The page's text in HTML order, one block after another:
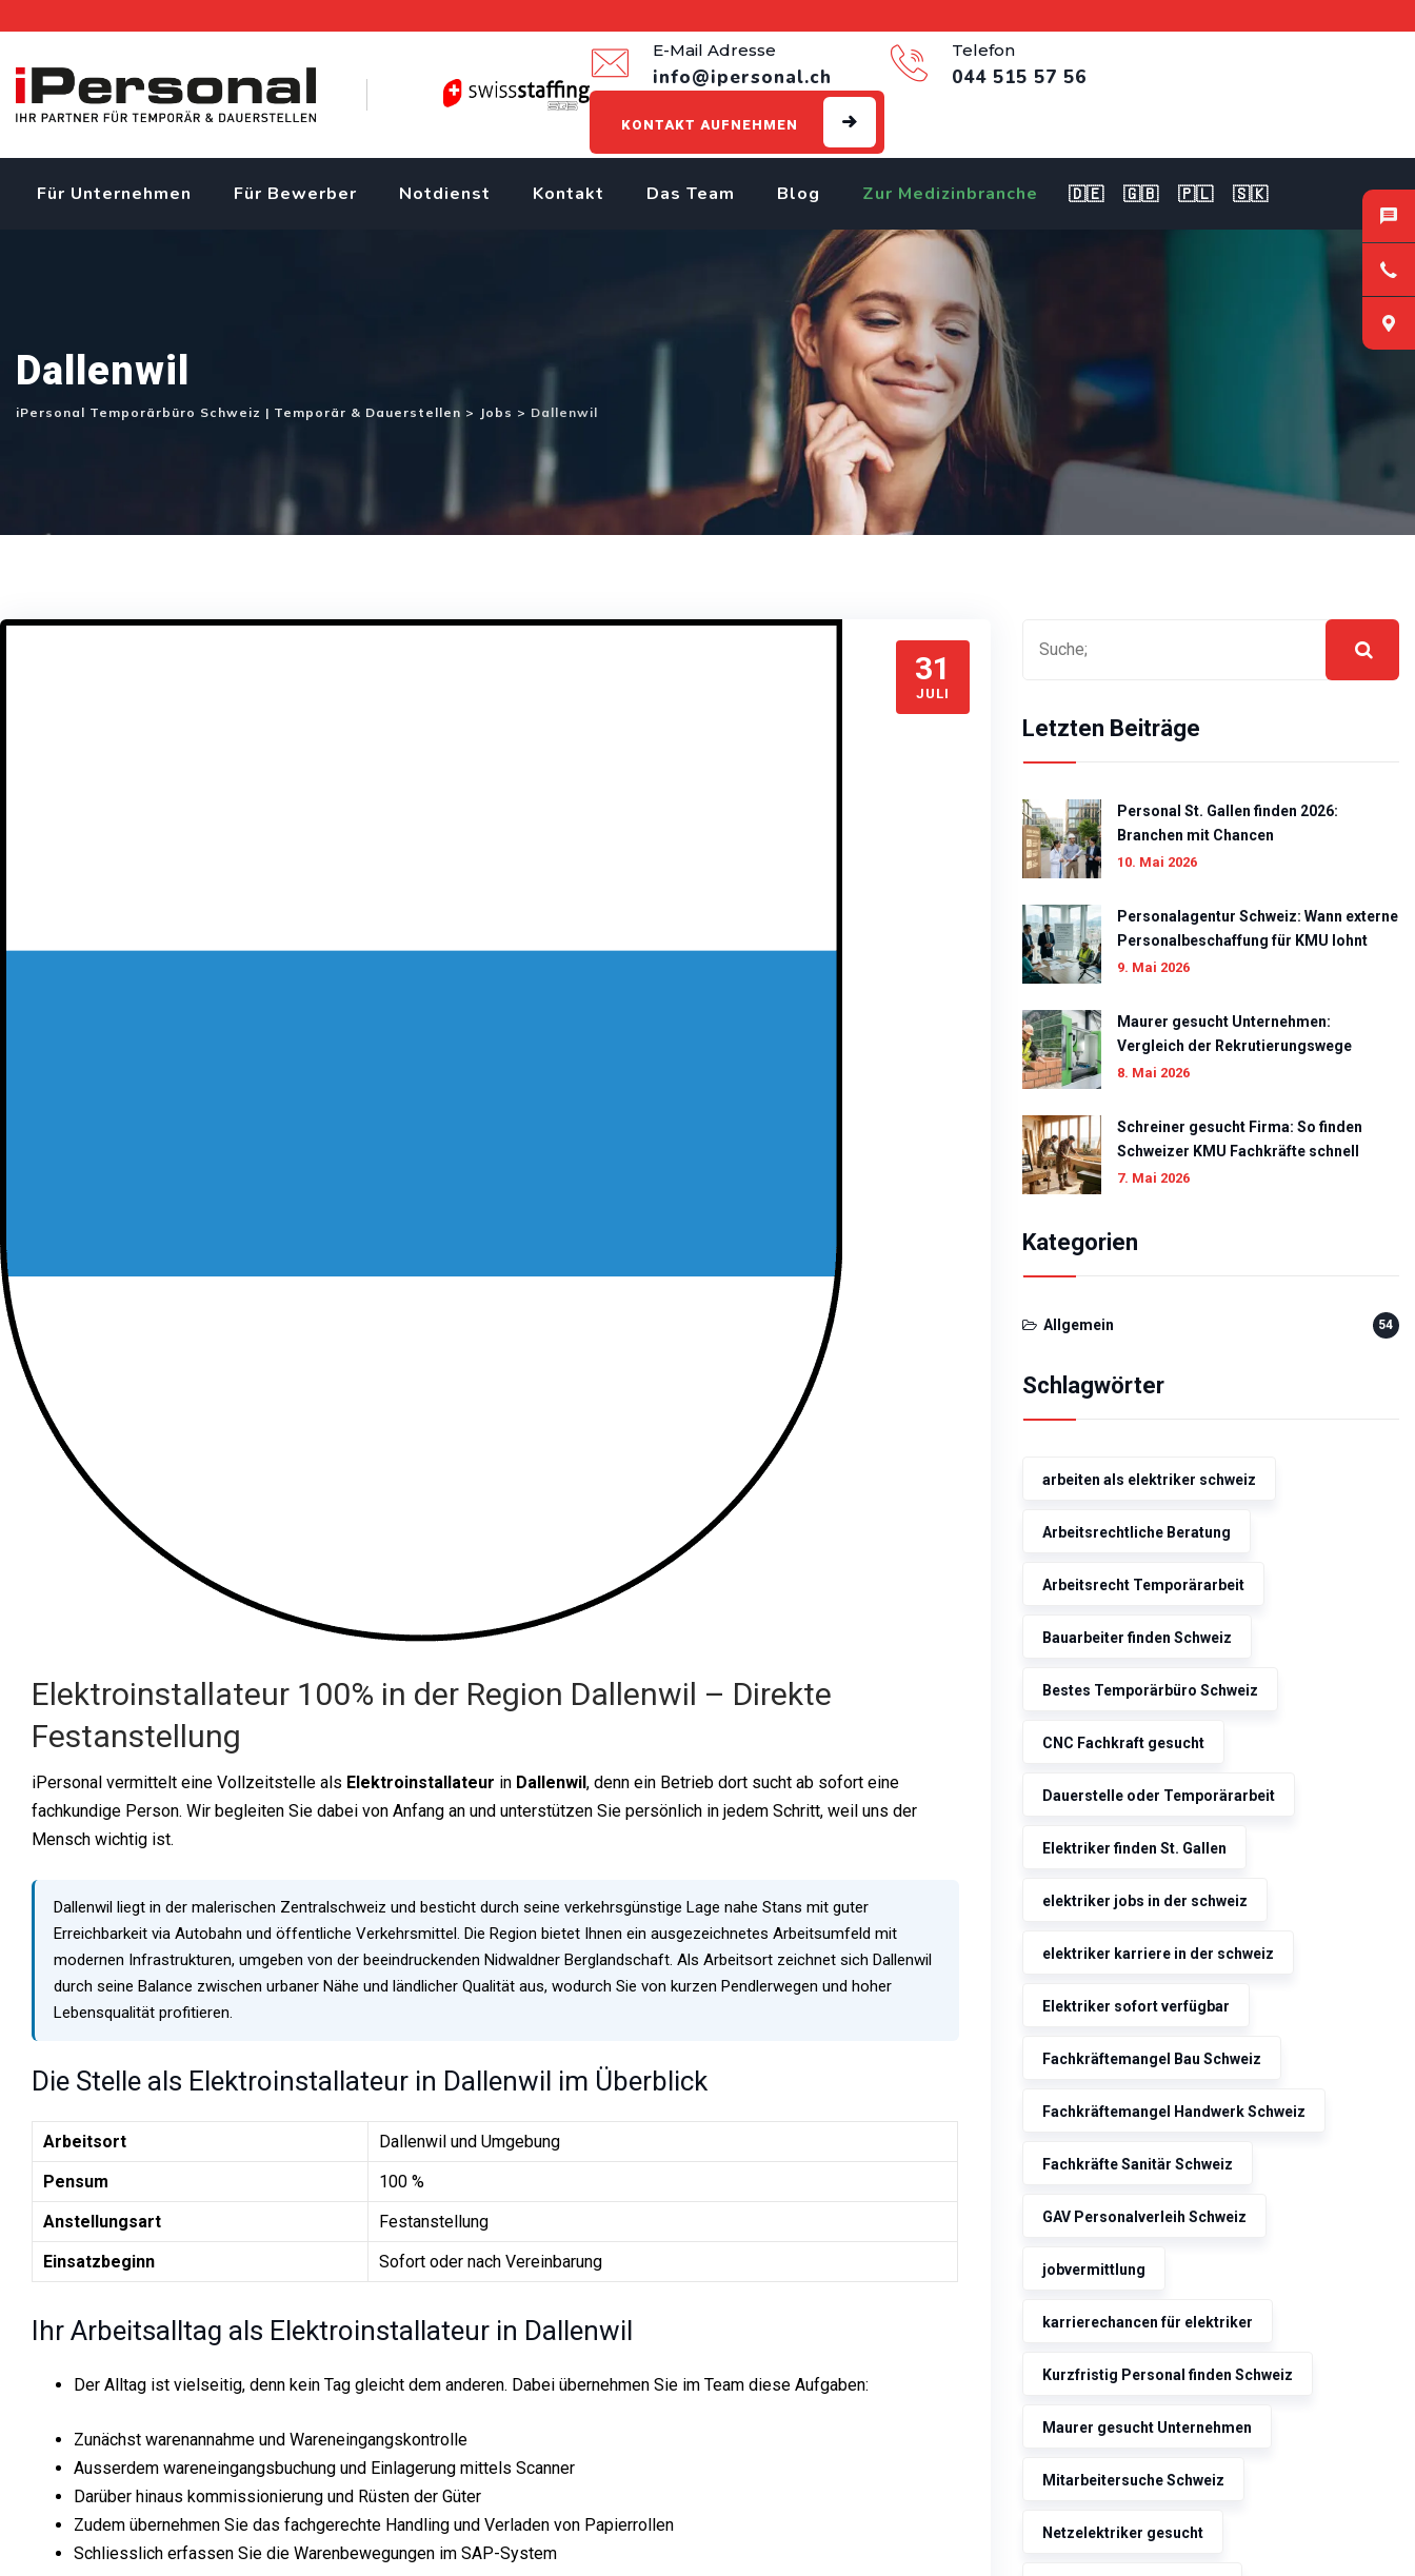
content
E-Mail Adresse
info@ipersonal.ch
Telefon
044 515 57 56
KONTAKT AUFNEHMEN
Für Unternehmen Für Bewerber Notdienst Kontakt Das Team Blog Zur Medizinbranche 🇩🇪 🇬🇧 🇵🇱 🇸🇰
Dallenwil
iPersonal Temporärbüro Schweiz | Temporär & Dauerstellen > Jobs > Dallenwil
31
JULI
Elektroinstallateur 100% in der Region Dallenwil – Direkte
Festanstellung
iPersonal vermittelt eine Vollzeitstelle als Elektroinstallateur in Dallenwil, denn ein Betrieb dort sucht ab sofort eine
fachkundige Person. Wir begleiten Sie dabei von Anfang an und unterstützen Sie persönlich in jedem Schritt, weil uns der
Mensch wichtig ist.
Dallenwil liegt in der malerischen Zentralschweiz und besticht durch seine verkehrsgünstige Lage nahe Stans mit guter
Erreichbarkeit via Autobahn und öffentliche Verkehrsmittel. Die Region bietet Ihnen ein ausgezeichnetes Arbeitsumfeld mit
modernen Infrastrukturen, umgeben von der beeindruckenden Nidwaldner Berglandschaft. Als Arbeitsort zeichnet sich Dallenwil
durch seine Balance zwischen urbaner Nähe und ländlicher Qualität aus, wodurch Sie von kurzen Pendlerwegen und hoher
Lebensqualität profitieren.
Die Stelle als Elektroinstallateur in Dallenwil im Überblick
Arbeitsort
Dallenwil und Umgebung
Pensum
100 %
Anstellungsart
Festanstellung
Einsatzbeginn
Sofort oder nach Vereinbarung
Ihr Arbeitsalltag als Elektroinstallateur in Dallenwil
Der Alltag ist vielseitig, denn kein Tag gleicht dem anderen. Dabei übernehmen Sie im Team diese Aufgaben:
Zunächst warenannahme und Wareneingangskontrolle
Ausserdem wareneingangsbuchung und Einlagerung mittels Scanner
Darüber hinaus kommissionierung und Rüsten der Güter
Zudem übernehmen Sie das fachgerechte Handling und Verladen von Papierrollen
Schliesslich erfassen Sie die Warenbewegungen im SAP-System
Letzten Beiträge
Personal St. Gallen finden 2026:
Branchen mit Chancen
10. Mai 2026
Personalagentur Schweiz: Wann externe
Personalbeschaffung für KMU lohnt
9. Mai 2026
Maurer gesucht Unternehmen:
Vergleich der Rekrutierungswege
8. Mai 2026
Schreiner gesucht Firma: So finden
Schweizer KMU Fachkräfte schnell
7. Mai 2026
Kategorien
Allgemein 54
Schlagwörter
arbeiten als elektriker schweiz
Arbeitsrechtliche Beratung
Arbeitsrecht Temporärarbeit
Bauarbeiter finden Schweiz
Bestes Temporärbüro Schweiz
CNC Fachkraft gesucht
Dauerstelle oder Temporärarbeit
Elektriker finden St. Gallen
elektriker jobs in der schweiz
elektriker karriere in der schweiz
Elektriker sofort verfügbar
Fachkräftemangel Bau Schweiz
Fachkräftemangel Handwerk Schweiz
Fachkräfte Sanitär Schweiz
GAV Personalverleih Schweiz
jobvermittlung
karrierechancen für elektriker
Kurzfristig Personal finden Schweiz
Maurer gesucht Unternehmen
Mitarbeitersuche Schweiz
Netzelektriker gesucht